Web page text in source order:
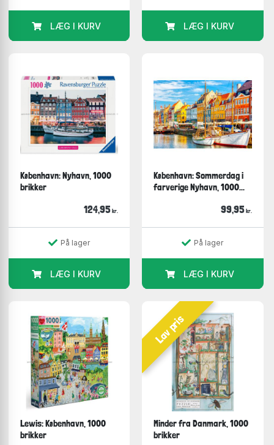
LÆG I KURV LÆG I KURV
København: Nyhavn, 1000
brikker
124,95 kr.
På lager
LÆG I KURV
København: Sommerdag i
farverige Nyhavn, 1000...
99,95 kr.
På lager
LÆG I KURV
Lewis: København, 1000
brikker
Lav pris
Minder fra Danmark, 1000
brikker